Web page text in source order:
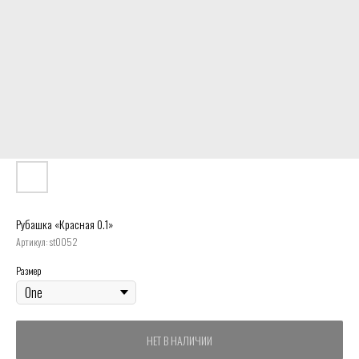
Рубашка «Красная 0.1»
Артикул:st0052
Размер
НЕТ В НАЛИЧИИ